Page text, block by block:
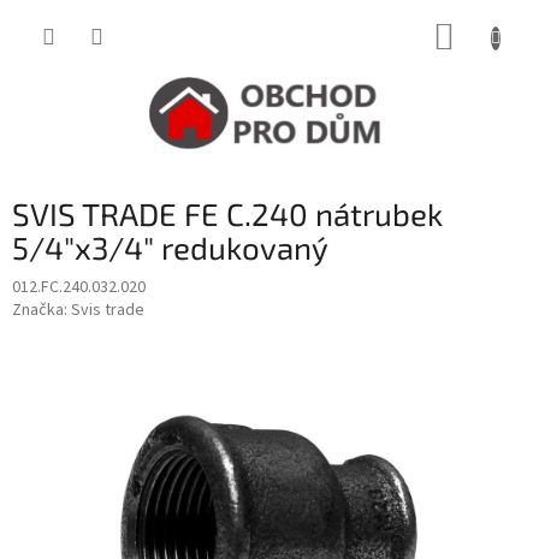
SVIS TRADE FE C.240 nátrubek
5/4"x3/4" redukovaný
012.FC.240.032.020
Značka: Svis trade